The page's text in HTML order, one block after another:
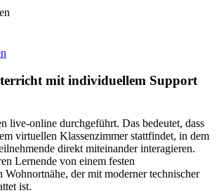
mit individuellem Support
live-online durchgeführt. Das bedeutet, dass
virtuellen Klassenzimmer stattfindet, in dem
direkt miteinander interagieren.
Lernende von einem festen
Wohnortnähe, der mit moderner technischer
ist.